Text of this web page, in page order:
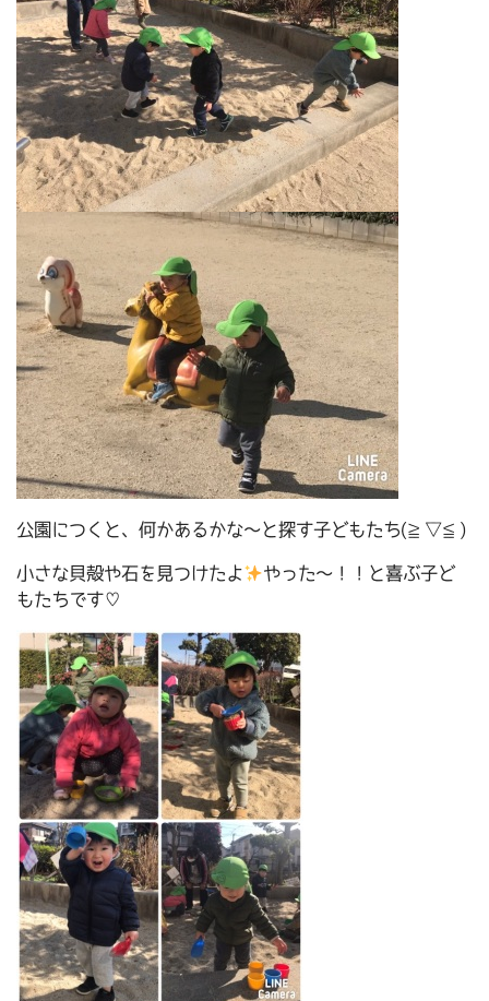
公園につくと、何かあるかな～と探す子どもたち(≧▽≦)
小さな貝殻や石を見つけたよ
やった～！！と喜ぶ子ど
もたちです♡